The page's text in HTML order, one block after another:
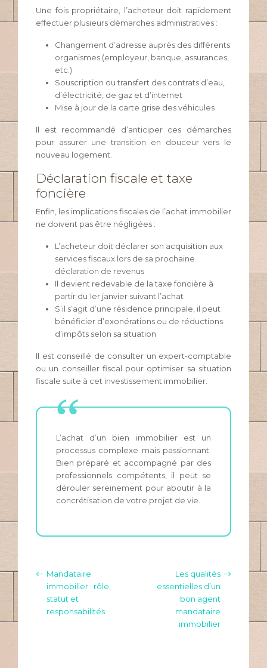
Une fois propriétaire, l’acheteur doit rapidement
effectuer plusieurs démarches administratives :
Changement d’adresse auprès des différents
organismes (employeur, banque, assurances,
etc.)
Souscription ou transfert des contrats d’eau,
d’électricité, de gaz et d’internet
Mise à jour de la carte grise des véhicules
Il est recommandé d’anticiper ces démarches
pour assurer une transition en douceur vers le
nouveau logement.
Déclaration fiscale et taxe
foncière
Enfin, les implications fiscales de l’achat immobilier
ne doivent pas être négligées :
L’acheteur doit déclarer son acquisition aux
services fiscaux lors de sa prochaine
déclaration de revenus
Il devient redevable de la taxe foncière à
partir du 1er janvier suivant l’achat
S’il s’agit d’une résidence principale, il peut
bénéficier d’exonérations ou de réductions
d’impôts selon sa situation
Il est conseillé de consulter un expert-comptable
ou un conseiller fiscal pour optimiser sa situation
fiscale suite à cet investissement immobilier.
L’achat d’un bien immobilier est un
processus complexe mais passionnant.
Bien préparé et accompagné par des
professionnels compétents, il peut se
dérouler sereinement pour aboutir à la
concrétisation de votre projet de vie.
Mandataire
immobilier : rôle,
statut et
responsabilités
Les qualités
essentielles d’un
bon agent
mandataire
immobilier